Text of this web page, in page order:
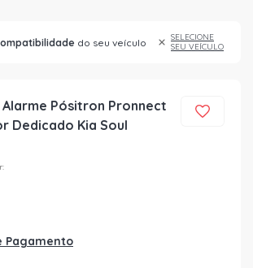
do seu veículo
SELECIONE
SEU VEÍCULO
Pósitron Pronnect
Dedicado Kia Soul
Pagamento